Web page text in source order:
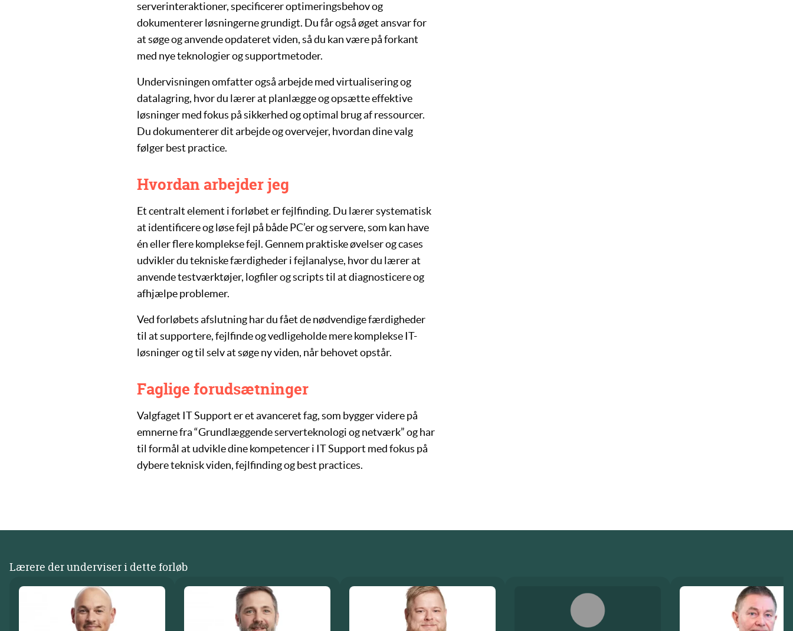
serverinteraktioner, specificereroptimeringsbehovog
dokumenterer løsningerne grundigt. Du får også øget ansvar for
at søge og anvende opdateret viden, så du kan være på forkant
med nye teknologier og supportmetoder.
Undervisningen omfatter også arbejde med virtualiseringog
datalagring, hvor du lærer at planlægge og opsætte effektive
løsninger med fokus på sikkerhed og optimal brug af ressourcer.
Du dokumenterer dit arbejde og overvejer, hvordan dine valg
følger best practice.
Hvordan arbejder jeg
Et centralt element i forløbet erfejlfinding. Du lærer systematisk
at identificere og løse fejl på både PC’er og servere, som kan have
én eller flere komplekse fejl. Gennem praktiske øvelserogcases
udvikler du tekniske færdigheder i fejlanalyse, hvor du lærer at
anvendetestværktøjer, logfilerogscripts til at diagnosticere og
afhjælpe problemer.
Ved forløbets afslutning har du fået de nødvendige færdigheder
til at supportere, fejlfinde og vedligeholde mere komplekse IT-
løsninger og til selv at søge ny viden, når behovet opstår.
Faglige forudsætninger
Valgfaget IT Supporter et avanceret fag, som bygger videre på
emnerne fra “Grundlæggende serverteknologi og netværk” og har
til formål at udvikle dine kompetencer i IT Support med fokus på
dybere teknisk viden, fejlfinding og best practices.
Lærere der underviser i dette forløb